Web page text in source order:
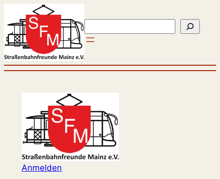
Inhalt
springen
Anmelden